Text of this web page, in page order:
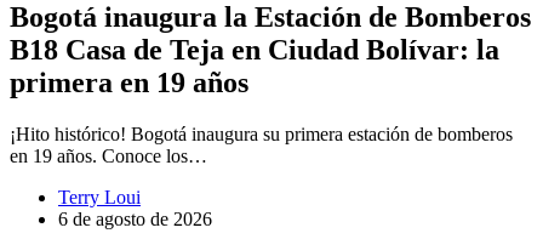
Bogotá inaugura la Estación de Bomberos
B18 Casa de Teja en Ciudad Bolívar: la
primera en 19 años
¡Hito histórico! Bogotá inaugura su primera estación de bomberos
en 19 años. Conoce los…
Terry Loui
6 de agosto de 2026